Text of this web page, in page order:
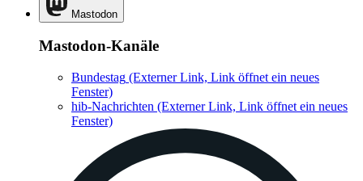
Mastodon
Mastodon-Kanäle
Bundestag (Externer Link, Link öffnet ein neues
Fenster)
hib-Nachrichten (Externer Link, Link öffnet ein neues
Fenster)